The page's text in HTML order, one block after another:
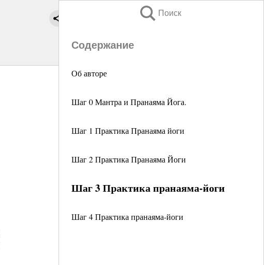
Поиск
Содержание
Об авторе
Шаг 0 Мантра и Пранаяма Йога.
Шаг 1 Практика Пранаяма йоги
Шаг 2 Практика Пранаяма Йоги
Шаг 3 Практика пранаяма-йоги
Шаг 4 Практика пранаяма-йоги